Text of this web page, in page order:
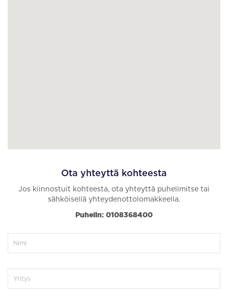
Ota yhteyttä kohteesta
Jos kiinnostuit kohteesta, ota yhteyttä puhelimitse tai
sähköisellä yhteydenottolomakkeella.
Puhelin: 0108368400